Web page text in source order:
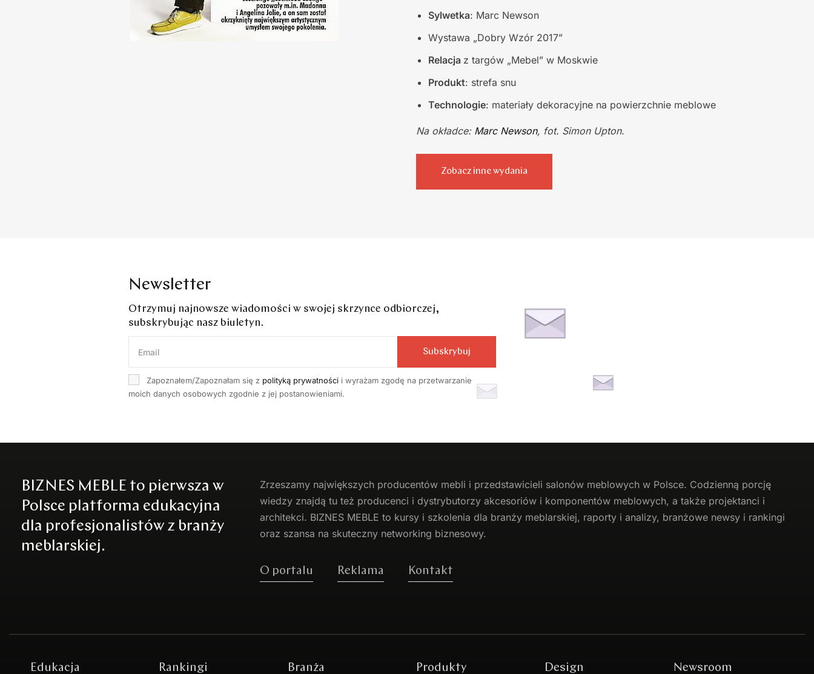
Sylwetka: Marc Newson
Wystawa „Dobry Wzór 2017”
Relacja z targów „Mebel” w Moskwie
Produkt: strefa snu
Technologie: materiały dekoracyjne na powierzchnie meblowe
Na okładce: Marc Newson, fot. Simon Upton.
Zobacz inne wydania
Newsletter
Otrzymuj najnowsze wiadomości w swojej skrzynce odbiorczej,
subskrybując nasz biuletyn.
Zapoznałem/Zapoznałam się z polityką prywatnościi wyrażam zgodę na przetwarzanie
moich danych osobowych zgodnie z jej postanowieniami.
Subskrybuj
BIZNES MEBLE to pierwsza w
Polsce platforma edukacyjna
dla profesjonalistów z branży
meblarskiej.
Zrzeszamy największych producentów mebli i przedstawicieli salonów meblowych w Polsce. Codzienną porcję
wiedzy znajdą tu też producenci i dystrybutorzy akcesoriów i komponentów meblowych, a także projektanci i
architekci. BIZNES MEBLE to kursy i szkolenia dla branży meblarskiej, raporty i analizy, branżowe newsy i rankingi
oraz szansa na skuteczny networking biznesowy.
O portalu Reklama Kontakt
Edukacja Rankingi Branża Produkty Design Newsroom